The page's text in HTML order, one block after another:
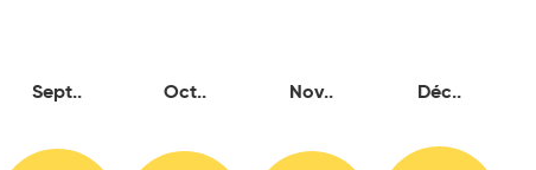
Sept.. Oct.. Nov.. Déc..